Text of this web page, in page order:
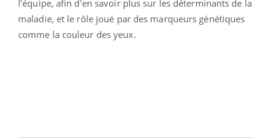
l’équipe, afin d’en savoir plus sur les déterminants de la
maladie, et le rôle joué par des marqueurs génétiques
comme la couleur des yeux.